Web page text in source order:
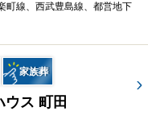
町線、西武豊島線、都営地下
家族葬
ウス 町田